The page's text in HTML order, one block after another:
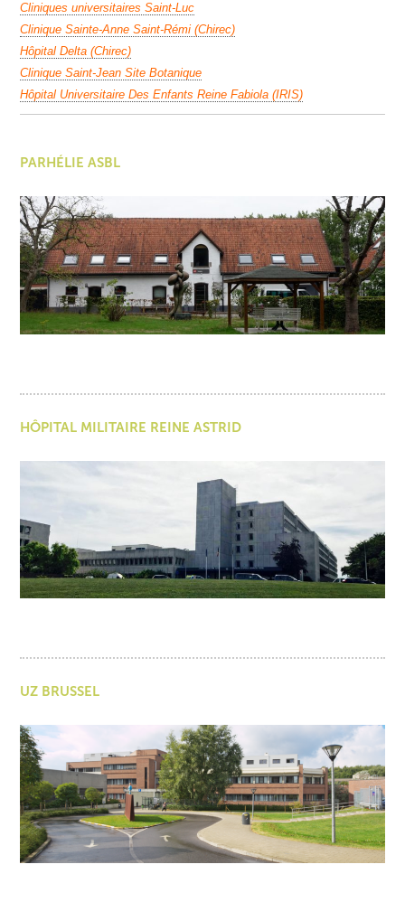
Cliniques universitaires Saint-Luc
Clinique Sainte-Anne Saint-Rémi (Chirec)
Hôpital Delta (Chirec)
Clinique Saint-Jean Site Botanique
Hôpital Universitaire Des Enfants Reine Fabiola (IRIS)
PARHÉLIE ASBL
HÔPITAL MILITAIRE REINE ASTRID
UZ BRUSSEL